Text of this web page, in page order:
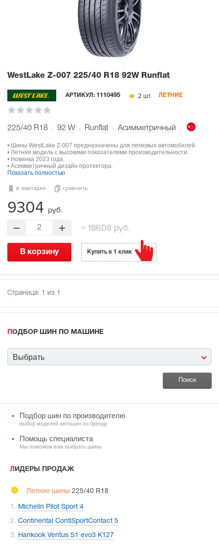
WestLake Z-007 225/40 R18 92W Runflat
АРТИКУЛ: 1110495 2 шт. ЛЕТНИЕ
225/40 R18 92 W Runflat Асимметричный
• Шины WestLake Z-007 предназначены для легковых автомобилей.
• Летняя модель с высокими показателями производительности.
• Новинка 2023 года.
• Асимметричный дизайн протектора.
Показать полностью
в закладки сравнить
9304 руб.
2 =18608 руб.
В корзину Купить в 1 клик
Страница: 1 из 1
ПОДБОР ШИН ПО МАШИНЕ
Выбрать
Подбор шин по производителю
выбор моделей автошин по бренду
Помощь специалиста
Мы поможем вам выбрать шины
ЛИДЕРЫ ПРОДАЖ
Летние шины 225/40 R18
Michelin Pilot Sport 4
Continental ContiSportContact 5
Hankook Ventus S1 evo3 K127